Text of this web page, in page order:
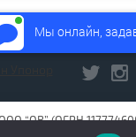
“ОВ” (ОГРН
Мы онлайн,